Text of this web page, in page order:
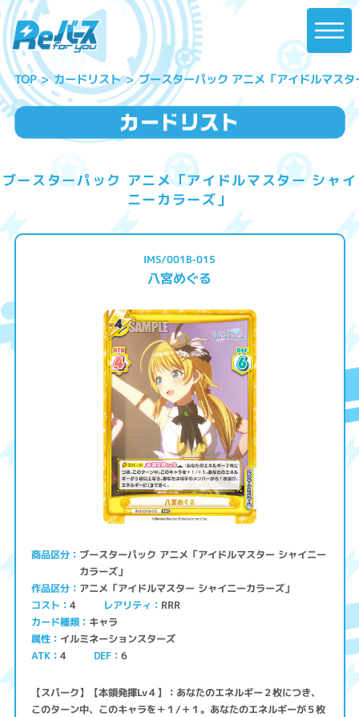
TOP カードリスト ブースターパック アニメ「アイドルマス
ブースターパック アニメ「アイドルマスター シャイ
ニーカラーズ」
IMS/001B-015
八宮めぐる
商品区分 ブースターパック アニメ「アイドルマスター シャイニー
カラーズ」
作品区分 アニメ「アイドルマスター シャイニーカラーズ」
コスト 4 レアリティ RRR
カード種類 キャラ
属性 イルミネーションスターズ
ATK 4 DEF 6
【スパーク】【本領発揮Lv４】：あなたのエネルギー２枚につき、
このターン中、このキャラを＋１/＋１。あなたのエネルギーが５枚